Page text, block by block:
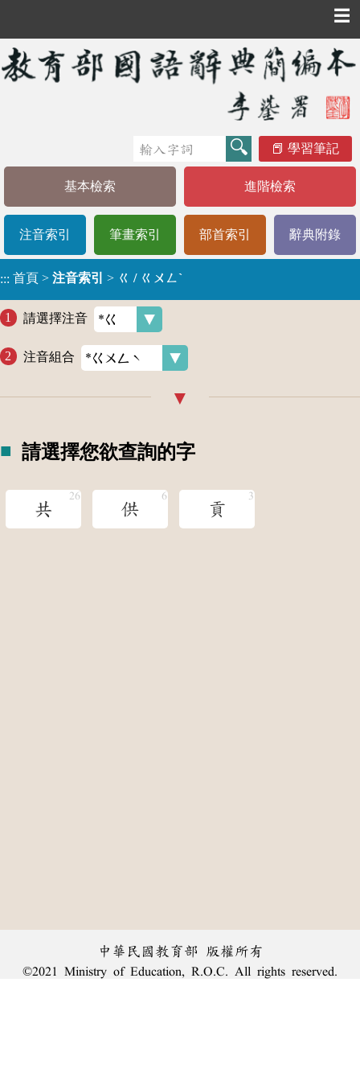
☰
學習筆記
基本檢索 進階檢索
注音索引 筆畫索引 部首索引 辭典附錄
::: 首頁 > 注音索引 > ㄍ / ㄍㄨㄥˋ
請選擇注音
注音組合
請選擇您欲查詢的字
共 供 貢
中華民國教育部 版權所有
©2021 Ministry of Education, R.O.C. All rights reserved.